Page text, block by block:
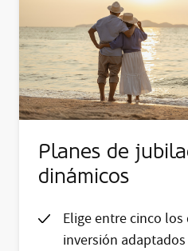
Planes de
dinámicos
Elige entre cinco
inversión